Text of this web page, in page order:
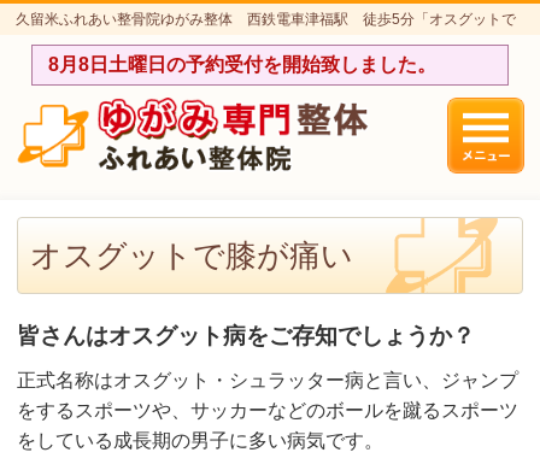
久留米ふれあい整骨院ゆがみ整体 西鉄電車津福駅 徒歩5分「オスグットで
8月8日土曜日の予約受付を開始致しました。
オスグットで膝が痛い
皆さんはオスグット病をご存知でしょうか？
正式名称はオスグット・シュラッター病と言い、ジャンプ
をするスポーツや、サッカーなどのボールを蹴るスポーツ
をしている成長期の男子に多い病気です。